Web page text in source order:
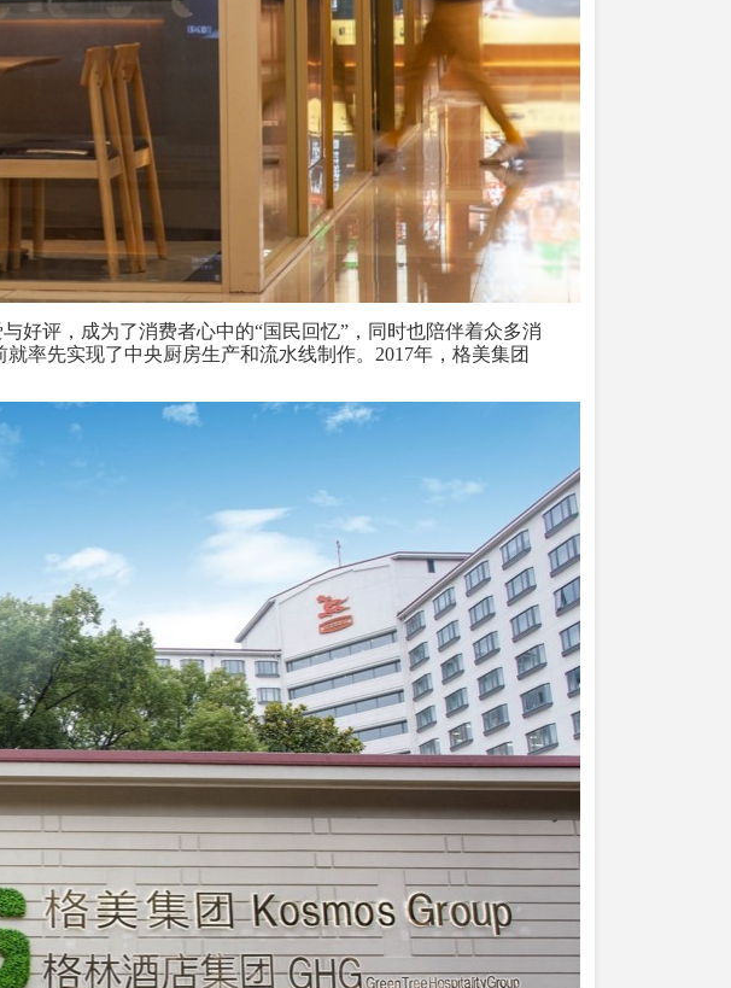
好评，成为了消费者心中的“国民回忆” ，同时也陪伴着众多消
就率先实现了中央厨房生产和流水线制作。2017年，格美集团